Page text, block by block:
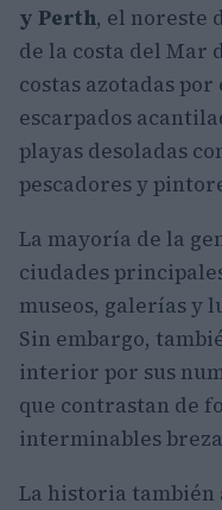
y Perth, el noreste
de la costa del Mar
costas azotadas
escarpados
playas desoladas
pescadores y
La mayoría de la
ciudades
museos, galerías y
Sin embargo,
interior por sus
que contrastan de
interminables
La historia también